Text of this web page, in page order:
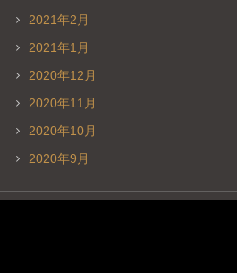
2021年2月
2021年1月
2020年12月
2020年11月
2020年10月
2020年9月